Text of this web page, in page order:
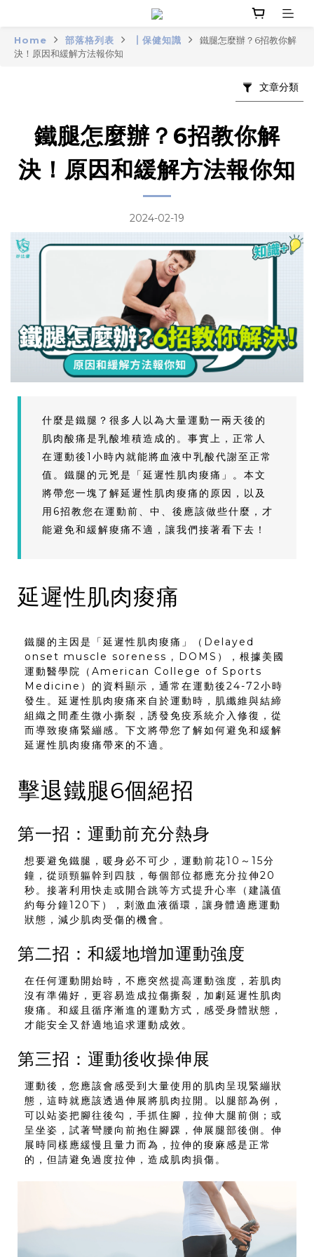
Home 部落格列表 ┃保健知識
鐵腿怎麼辦？6招教你解
決！原因和緩解方法報你知
文章分類
鐵腿怎麼辦？6招教你解
決！原因和緩解方法報你知
2024-02-19
什麼是鐵腿？很多人以為大量運動一兩天後的
肌肉酸痛是乳酸堆積造成的。事實上，正常人
在運動後1小時內就能將血液中乳酸代謝至正常
值。鐵腿的元兇是「延遲性肌肉痠痛」。本文
將帶您一塊了解延遲性肌肉痠痛的原因，以及
用6招教您在運動前、中、後應該做些什麼，才
能避免和緩解痠痛不適，讓我們接著看下去！
延遲性肌肉痠痛
鐵腿的主因是「延遲性肌肉痠痛」（Delayed
onset muscle soreness , DOMS），根據美國
運動醫學院（American College of Sports
Medicine）的資料顯示，通常在運動後24-72小時
發生。延遲性肌肉痠痛來自於運動時，肌纖維與結締
組織之間產生微小撕裂，誘發免疫系統介入修復，從
而導致痠痛緊繃感。下文將帶您了解如何避免和緩解
延遲性肌肉痠痛帶來的不適。
擊退鐵腿6個絕招
第一招：運動前充分熱身
想要避免鐵腿，暖身必不可少，運動前花10～15分
鐘，從頭頸軀幹到四肢，每個部位都應充分拉伸20
秒。接著利用快走或開合跳等方式提升心率（建議值
約每分鐘120下），刺激血液循環，讓身體適應運動
狀態，減少肌肉受傷的機會。
第二招：和緩地增加運動強度
在任何運動開始時，不應突然提高運動強度，若肌肉
沒有準備好，更容易造成拉傷撕裂，加劇延遲性肌肉
痠痛。和緩且循序漸進的運動方式，感受身體狀態，
才能安全又舒適地追求運動成效。
第三招：運動後收操伸展
運動後，您應該會感受到大量使用的肌肉呈現緊繃狀
態，這時就應該透過伸展將肌肉拉開。以腿部為例，
可以站姿把腳往後勾，手抓住腳，拉伸大腿前側；或
呈坐姿，試著彎腰向前抱住腳踝，伸展腿部後側。伸
展時同樣應緩慢且量力而為，拉伸的痠麻感是正常
的，但請避免過度拉伸，造成肌肉損傷。